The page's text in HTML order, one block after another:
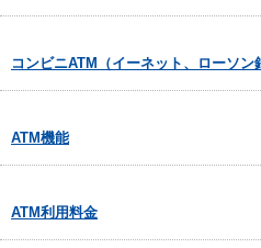
コンビニATM（イーネット、ローソン
ATM機能
ATM利用料金